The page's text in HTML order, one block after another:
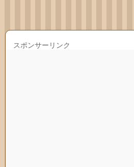
スポンサーリンク